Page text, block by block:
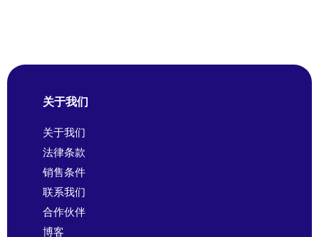
关于我们
关于我们
法律条款
销售条件
联系我们
合作伙伴
博客